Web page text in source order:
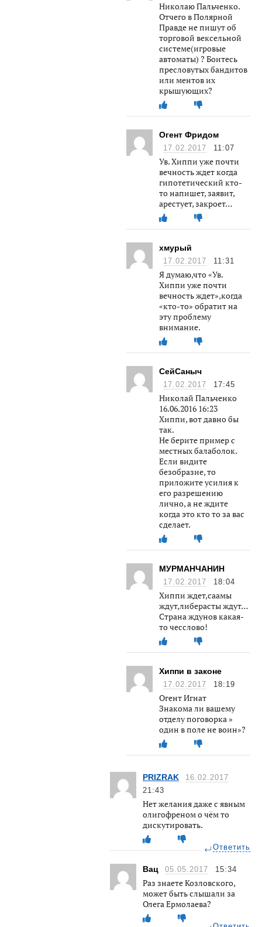
Николаю Пальченко.
Отчего в Полярной
Правде не пишут об
торговой вексельной
системе(игровые
автоматы) ? Боитесь
пресловутых бандитов
или ментов их
крышующих?
Огент Фридом
17.02.2017 11:07
Ув. Хиппи уже почти
вечность ждет когда
гипотетический кто-
то напишет, заявит,
арестует, закроет…
хмурый
17.02.2017 11:31
Я думаю,что «Ув.
Хиппи уже почти
вечность ждет»,когда
«кто-то» обратит на
эту проблему
внимание.
СейСаныч
17.02.2017 17:45
Николай Пальченко
16.06.2016 16:23
Хиппи, вот давно бы
так.
Не берите пример с
местных балаболок.
Если видите
безобразие, то
приложите усилия к
его разрешению
лично, а не ждите
когда это кто то за вас
сделает.
МУРМАНЧАНИН
17.02.2017 18:04
Хиппи ждет,саамы
ждут,либерасты ждут…
Страна ждунов какая-
то чесслово!
Хиппи в законе
17.02.2017 18:19
Огент Игнат
Знакома ли вашему
отделу поговорка »
один в поле не воин»?
PRIZRAK
16.02.2017
21:43
Нет желания даже с явным
олигофреном о чём то
дискутировать.
Ответить
Вац 05.05.2017 15:34
Раз знаете Козловского,
может быть слышали за
Олега Ермолаева?